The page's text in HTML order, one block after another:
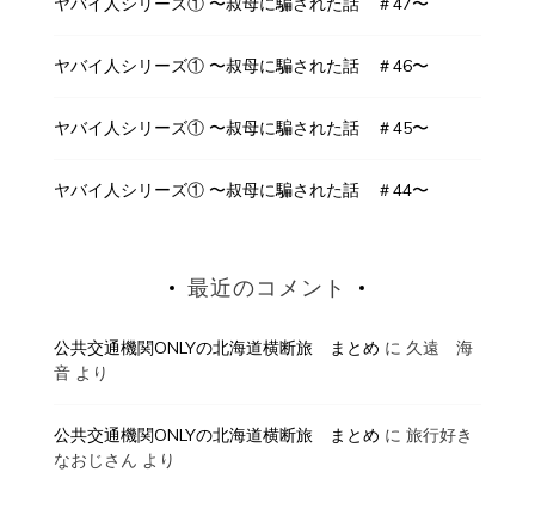
ヤバイ人シリーズ① 〜叔母に騙された話 ＃46〜
ヤバイ人シリーズ① 〜叔母に騙された話 ＃45〜
ヤバイ人シリーズ① 〜叔母に騙された話 ＃44〜
最近のコメント
公共交通機関ONLYの北海道横断旅 まとめ に 久遠 海
音より
公共交通機関ONLYの北海道横断旅 まとめ に 旅行好き
なおじさん より